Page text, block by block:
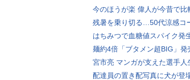
今のほうが楽 偉人が今昔で比
残暑を乗り切る…50代涼感コ
はちみつで血糖値スパイク発
麺約4倍「ブタメン超BIG」発
宮市亮 マンガが支えた選手人
配達員の置き配写真に犬が登